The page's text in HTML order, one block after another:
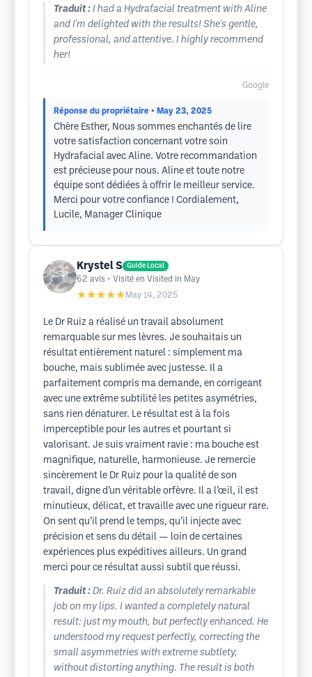
Traduit : I had a Hydrafacial treatment with Aline
and I'm delighted with the results! She's gentle,
professional, and attentive. I highly recommend
her!
Google
Réponse du propriétaire • May 23, 2025
Chère Esther, Nous sommes enchantés de lire
votre satisfaction concernant votre soin
Hydrafacial avec Aline. Votre recommandation
est précieuse pour nous. Aline et toute notre
équipe sont dédiées à offrir le meilleur service.
Merci pour votre confiance ! Cordialement,
Lucile, Manager Clinique
Krystel S Guide Local
62 avis • Visité en Visited in May
★★★★★ May 14, 2025
Le Dr Ruiz a réalisé un travail absolument
remarquable sur mes lèvres. Je souhaitais un
résultat entièrement naturel : simplement ma
bouche, mais sublimée avec justesse. Il a
parfaitement compris ma demande, en corrigeant
avec une extrême subtilité les petites asymétries,
sans rien dénaturer. Le résultat est à la fois
imperceptible pour les autres et pourtant si
valorisant. Je suis vraiment ravie : ma bouche est
magnifique, naturelle, harmonieuse. Je remercie
sincèrement le Dr Ruiz pour la qualité de son
travail, digne d’un véritable orfèvre. Il a l’œil, il est
minutieux, délicat, et travaille avec une rigueur rare.
On sent qu’il prend le temps, qu’il injecte avec
précision et sens du détail — loin de certaines
expériences plus expéditives ailleurs. Un grand
merci pour ce résultat aussi subtil que réussi.
Traduit : Dr. Ruiz did an absolutely remarkable
job on my lips. I wanted a completely natural
result: just my mouth, but perfectly enhanced. He
understood my request perfectly, correcting the
small asymmetries with extreme subtlety,
without distorting anything. The result is both